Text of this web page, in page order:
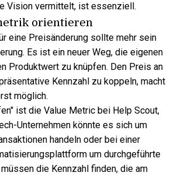
Vision vermittelt, ist essenziell.
orientieren
eine Preisänderung sollte mehr sein
Es ist ein neuer Weg, die eigenen
Produktwert zu knüpfen. Den Preis an
Kennzahl zu koppeln, macht
möglich.
ist die Value Metric bei Help Scout,
Unternehmen könnte es sich um
handeln oder bei einer
um durchgeführte
müssen die Kennzahl finden, die am